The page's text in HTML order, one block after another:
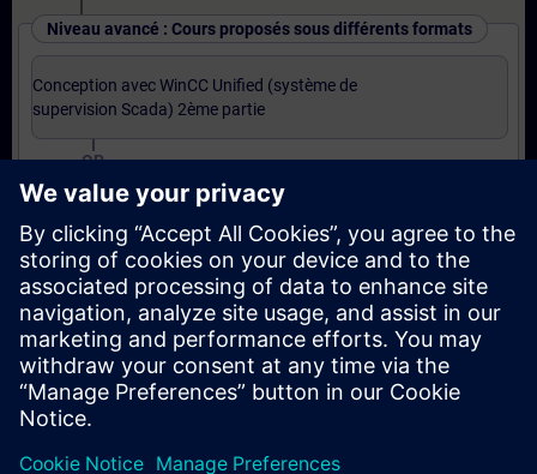
Niveau avancé : Cours proposés sous différents formats
Conception avec WinCC Unified (système de
supervision Scada) 2ème partie
OR
Conception avec WinCC Unified (système de
supervision Scada) 2ème partie (Formation à
distance)
OR
Base JavaScript pour WinCC Unified (Formation à
distance)